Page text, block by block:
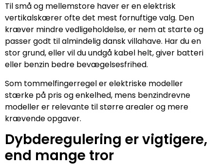
Til små og mellemstore haver er en elektrisk
vertikalskærer ofte det mest fornuftige valg. Den
kræver mindre vedligeholdelse, er nem at starte og
passer godt til almindelig dansk villahave. Har du en
stor grund, eller vil du undgå kabel helt, giver batteri
eller benzin bedre bevægelsesfrihed.
Som tommelfingerregel er elektriske modeller
stærke på pris og enkelhed, mens benzindrevne
modeller er relevante til større arealer og mere
krævende opgaver.
Dybderegulering er vigtigere,
end mange tror